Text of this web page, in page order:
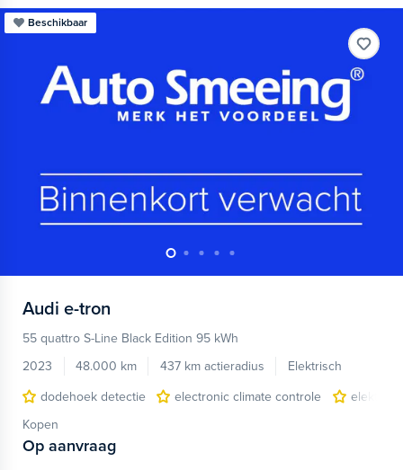
Beschikbaar
Audi e-tron
55 quattro S-Line Black Edition 95 kWh
2023
48.000 km 437 km actieradius
Elektrisch
dodehoek detectie
electronic climate controle
Kopen
Op aanvraag